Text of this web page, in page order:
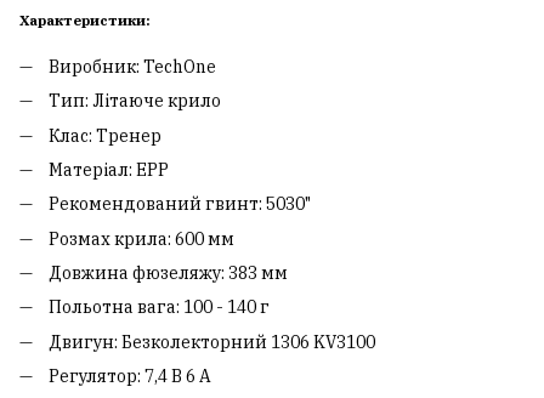
Характеристики:
Виробник: TechOne
Тип: Літаюче крило
Клас: Тренер
Матеріал: EPP
Рекомендований гвинт: 5030"
Розмах крила: 600 мм
Довжина фюзеляжу: 383 мм
Польотна вага: 100 - 140 г
Двигун: Безколекторний 1306 KV3100
Регулятор: 7,4 В 6 А